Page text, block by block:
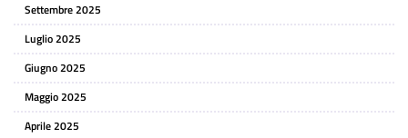
Settembre 2025
Luglio 2025
Giugno 2025
Maggio 2025
Aprile 2025